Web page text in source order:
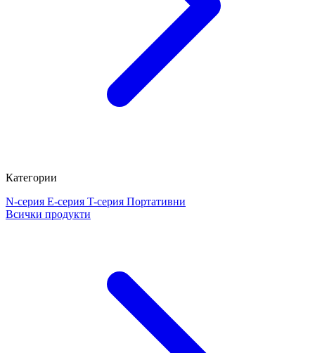
Категории
N-серия E-серия T-серия Портативни
Всички продукти